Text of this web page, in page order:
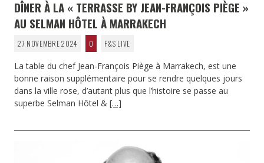
DÎNER À LA « TERRASSE BY JEAN-FRANÇOIS PIÈGE »
AU SELMAN HÔTEL À MARRAKECH
27 NOVEMBRE 2024 0 F&S LIVE
La table du chef Jean-François Piège à Marrakech, est une
bonne raison supplémentaire pour se rendre quelques jours
dans la ville rose, d’autant plus que l’histoire se passe au
superbe Selman Hôtel & […]